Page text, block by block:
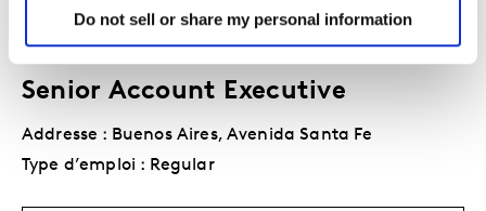
Do not sell or share my personal information
Senior Account Executive
Addresse : Buenos Aires, Avenida Santa Fe
Type d’emploi : Regular